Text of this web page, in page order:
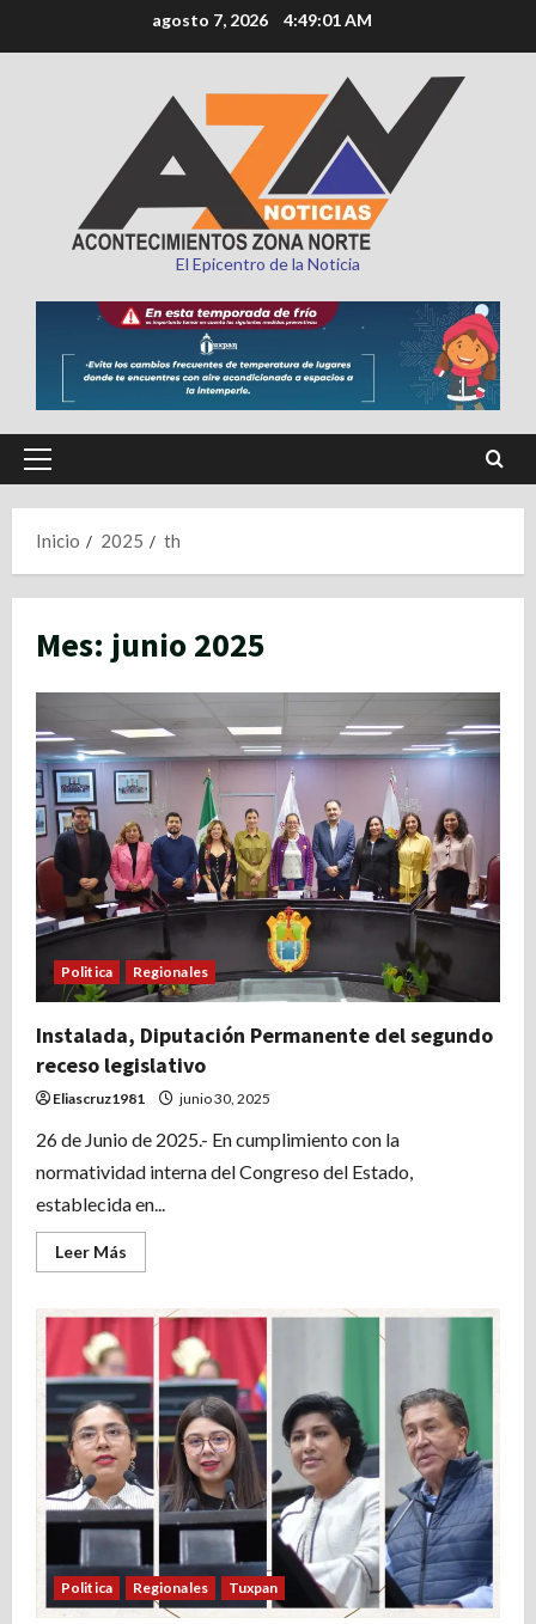
al
agosto 7, 2026 4:49:03 AM
El Epicentro de la Noticia
Menú
Inicio
2025 th
Mes: junio 2025
Politica Regionales
Instalada, Diputación Permanente del segundo
receso legislativo
Eliascruz1981 junio 30, 2025
26 de Junio de 2025.- En cumplimiento con la
normatividad interna del Congreso del Estado,
establecida en...
Leer Más
más
Instalada,
Diputación
Permanente
segundo
receso
legislativo
Politica Regionales Tuxpan